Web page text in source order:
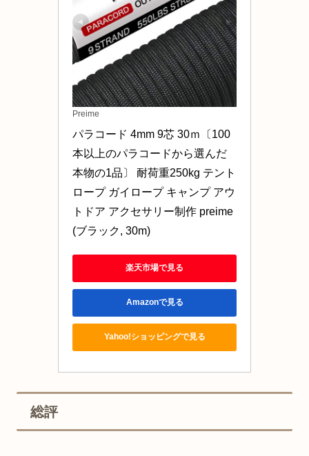
Preime
パラコード 4mm 9芯 30ｍ〔100
本以上のパラコードから選んだ
本物の1品〕 耐荷重250kg テント
ロープ ガイロープ キャンプ アウ
トドア アクセサリー制作 preime
(ブラック, 30m)
楽天市場で見る
Amazonで見る
Yahoo!ショッピングで見る
総評